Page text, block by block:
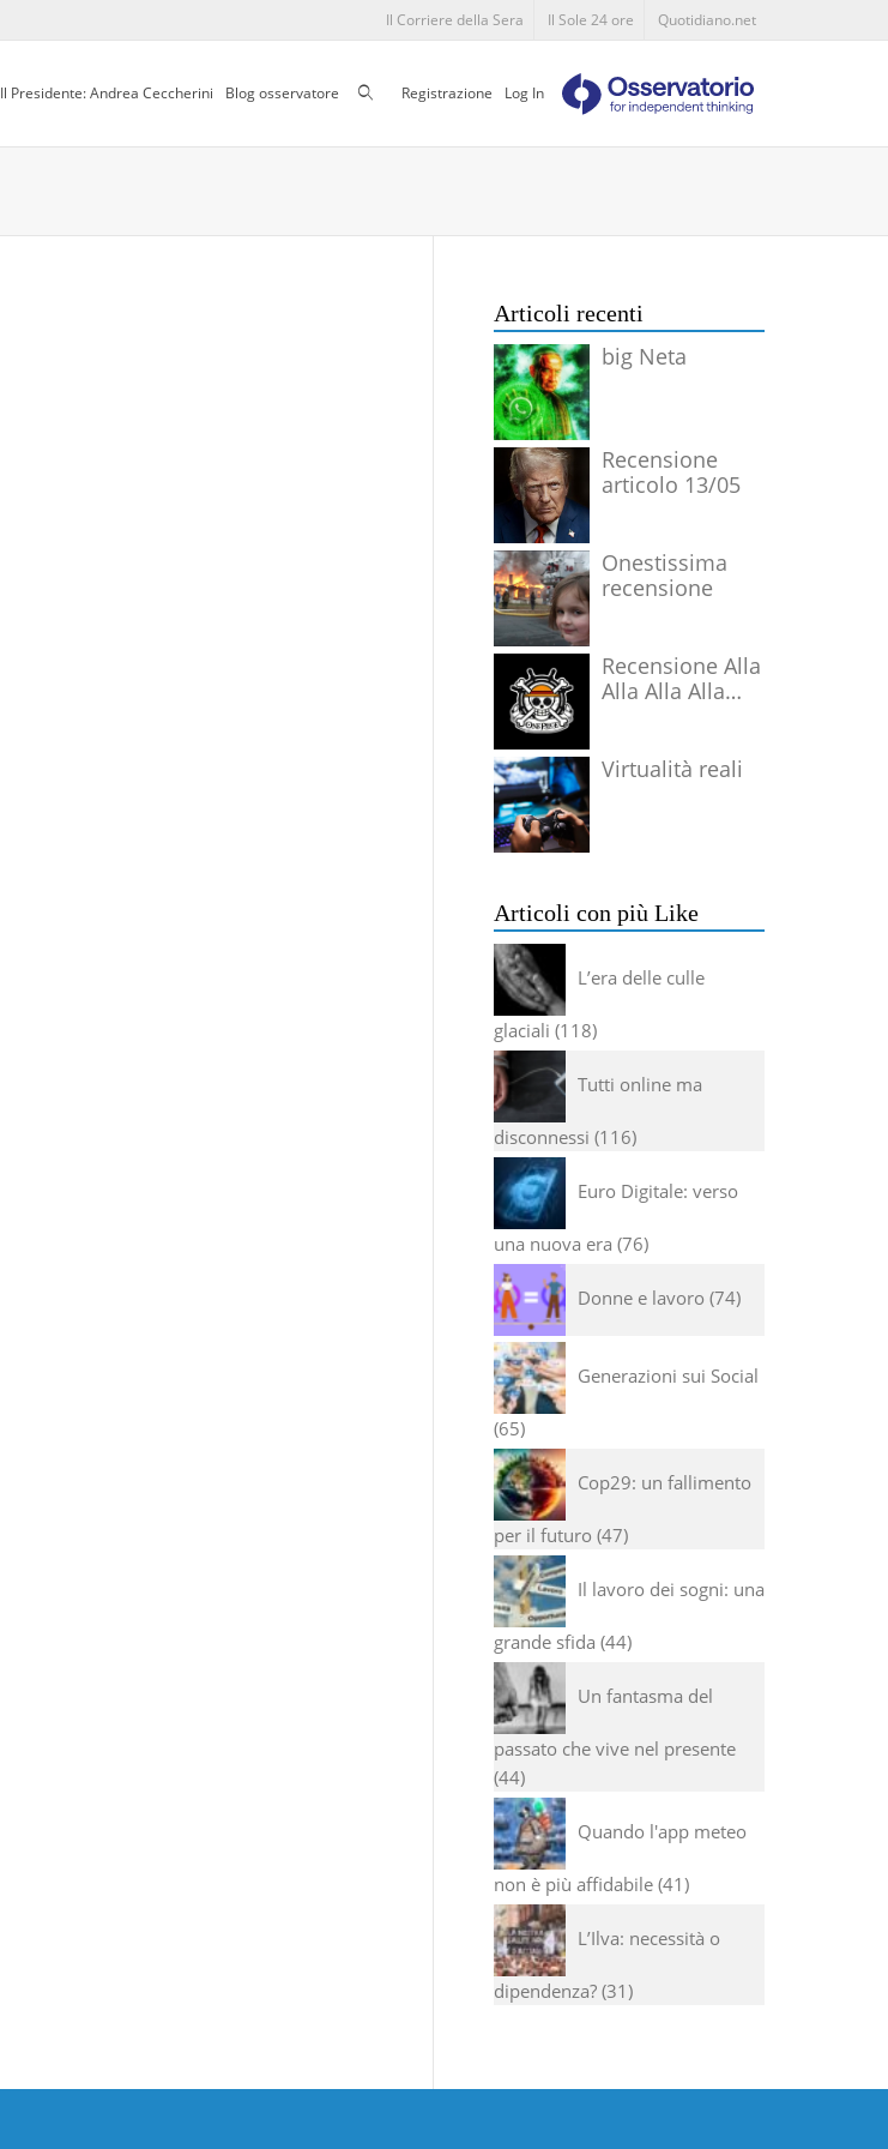
Il Corriere della Sera Il Sole 24 ore Quotidiano.net
Il Presidente: Andrea Ceccherini Blog osservatore CercaRegistrazione Log In
Articoli recenti
big Neta
Recensione
articolo 13/05
Onestissima
recensione
Recensione Alla
Alla Alla Alla
Virtualità reali
Articoli con più Like
L’era delle culle
glaciali 118
Tutti online ma
disconnessi 116
Euro Digitale: verso
una nuova era 76
Donne e lavoro 74
Generazioni sui Social
65
Cop29: un fallimento
per il futuro 47
Il lavoro dei sogni: una
grande sfida 44
Un fantasma del
passato che vive nel presente
44
Quando l'app meteo
non è più affidabile 41
L’Ilva: necessità o
dipendenza? 31